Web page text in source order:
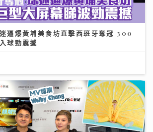
逼爆黃埔美食坊直擊西班牙奪冠 300
球勁震撼